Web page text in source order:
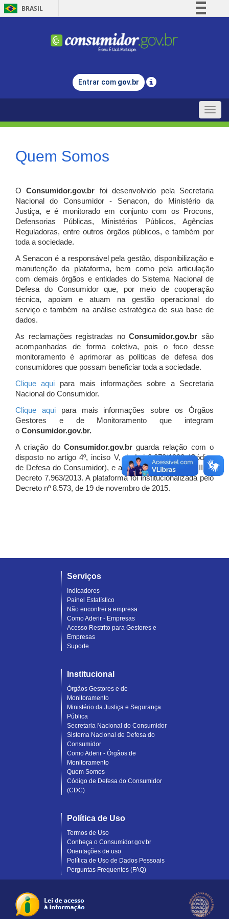
BRASIL
Comunica BR
Legislação
Entrar com gov.br
Toggle
Quem Somos
OConsumidor.gov.br
foi desenvolvido pela Secretaria
Nacional do Consumidor - Senacon, do Ministério da
Justiça, e é monitorado em conjunto com os Procons,
Defensorias Públicas, Ministérios Públicos, Agências
Reguladoras, entre outros órgãos públicos, e também por
toda a sociedade.
A Senacon é a responsável pela gestão, disponibilização e
manutenção da plataforma, bem como pela articulação
com demais órgãos e entidades do Sistema Nacional de
Defesa do Consumidor que, por meio de cooperação
técnica, apoiam e atuam na gestão operacional do
serviço e também na análise estratégica de sua base de
dados.
As reclamações registradas noConsumidor.gov.br são
acompanhadas de forma coletiva, pois o foco desse
monitoramento é aprimorar as políticas de defesa dos
consumidores que possam beneficiar toda a sociedade.
Clique aqui para mais informações sobre a Secretaria
Nacional do Consumidor.
Clique aquipara mais informações sobre os Órgãos
Gestores e de Monitoramento que integram
o Consumidor.gov.br.
A criação do Consumidor.gov.brguarda relação com o
disposto no artigo 4º, inciso V, da Lei 8.078/1990 (Código
de Defesa do Consumidor), e artigo 7º, incisos I, II e III do
Decreto 7.963/2013. A plataforma foi institucionalizada pelo
Decreto nº 8.573, de 19 de novembro de 2015.
Serviços
Indicadores
Painel Estatístico
Não encontrei a empresa
Como Aderir - Empresas
Acesso Restrito para Gestores e
Empresas
Suporte
Institucional
Órgãos Gestores e de
Monitoramento
Ministério da Justiça e Segurança
Pública
Secretaria Nacional do Consumidor
Sistema Nacional de Defesa do
Consumidor
Como Aderir - Órgãos de
Monitoramento
Quem Somos
Código de Defesa do Consumidor
(CDC)
Política de Uso
Termos de Uso
Conheça o Consumidor.gov.br
Orientações de uso
Política de Uso de Dados Pessoais
Perguntas Frequentes (FAQ)